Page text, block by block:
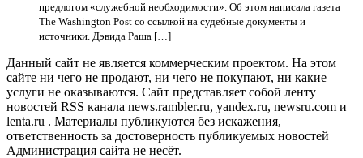
предлогом «служебной необходимости». Об этом написала газета
The Washington Post со ссылкой на судебные документы и
источники. Дэвида Раша […]
Данный сайт не является коммерческим проектом. На этом
сайте ни чего не продают, ни чего не покупают, ни какие
услуги не оказываются. Сайт представляет собой ленту
новостей RSS канала news.rambler.ru, yandex.ru, newsru.com и
lenta.ru . Материалы публикуются без искажения,
ответственность за достоверность публикуемых новостей
Администрация сайта не несёт.